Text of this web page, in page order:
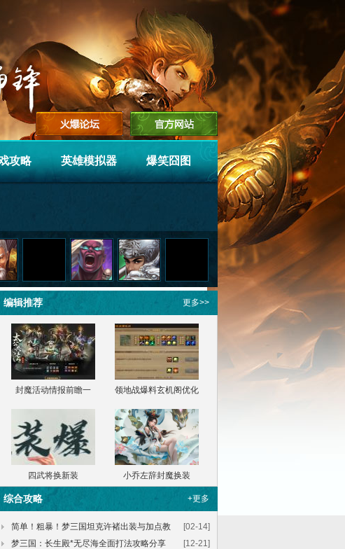
攻略 英雄模拟器 爆笑囧图
更多>>
编辑推荐
封魔活动情报前瞻一 领地战爆料玄机阁优化
四武将换新装 小乔左辞封魔换装
+更多
综合攻略
[02-14]
简单！粗暴！梦三国坦克许褚出装与加点教
学
[12-21]
梦三国：长生殿*无尽海全面打法攻略分享